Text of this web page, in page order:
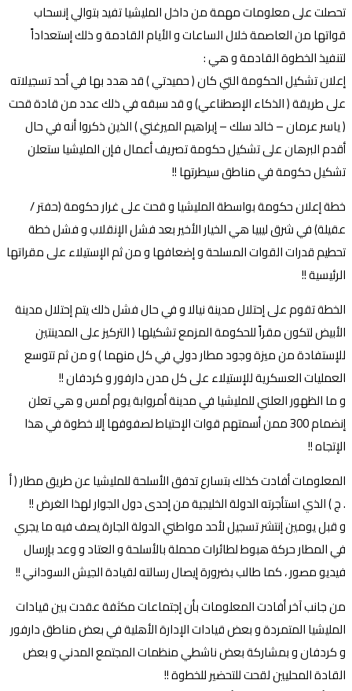
تحصلت على معلومات مهمة من داخل المليشيا تفيد بتوالي إنسحاب
قواتها من العاصمة خلال الساعات و الأيام القادمة و ذلك إستعداداً
لتنفيذ الخطوة القادمة و هي :
إعلان تشكيل الحكومة التي كان ( حميدتي ) قد هدد بها في أحد تسجيلاته
على طريقة ( الذكاء الإصطناعي) و قد سبقه في ذلك عدد من قادة قحت
( ياسر عرمان – خالد سلك – إبراهيم الميرغني ) الذين ذكروا أنه في حال
أقدم البرهان على تشكيل حكومة تصريف أعمال فإن المليشيا ستعلن
تشكيل حكومة في مناطق سيطرتها !!
خطة إعلان حكومة بواسطة المليشيا و قحت على غرار حكومة (حفتر /
عقيلة) في شرق ليبيا هي الخيار الأخير بعد فشل الإنقلاب و فشل خطة
تحطيم قدرات القوات المسلحة و إضعافها و من ثم الإستيلاء على مقراتها
الرئيسية !!
الخطة تقوم على إحتلال مدينة نيالا و في حال فشل ذلك يتم إحتلال مدينة
الأبيض لتكون مقراً للحكومة المزمع تشكيلها ( التركيز على المدينتين
للإستفادة من ميزة وجود مطار دولي في كل منهما ) و من ثم تتوسع
العمليات العسكرية للإستيلاء على كل مدن دارفور و كردفان !!
و ما الظهور العلني للمليشيا في مدينة أمروابة يوم أمس و هي تعلن
إنضمام 300 ممن أسمتهم قوات الإحتياط لصفوفها إلا خطوة في هذا
الإتجاه !!
المعلومات أفادت كذلك بتسارع تدفق الأسلحة للمليشيا عن طريق مطار ( أ
. ج ) الذي استأجرته الدولة الخليجية من إحدى دول الجوار لهذا الغرض !!
و قبل يومين إنتشر تسجيل لأحد مواطني الدولة الجارة يصف فيه ما يجري
في المطار حركة هبوط لطائرات محملة بالأسلحة و العتاد و وعد بإرسال
فيديو مصور ، كما طالب بضرورة إيصال رسالته لقيادة الجيش السوداني !!
من جانب آخر أفادت المعلومات بأن إجتماعات مكثفة عقدت بين قيادات
المليشيا المتمردة و بعض قيادات الإدارة الأهلية في بعض مناطق دارفور
و كردفان و بمشاركة بعض ناشطي منظمات المجتمع المدني و بعض
القادة المحليين لقحت للتحضير للخطوة !!